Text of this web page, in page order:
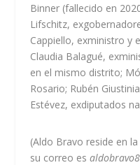
Binner (fallecido en
Lifschitz,
Cappiello, exministro y
Claudia Balagué,
en el mismo distrito;
Rosario; Rubén
Estévez, exdiputados
(Aldo Bravo reside en
su correo es